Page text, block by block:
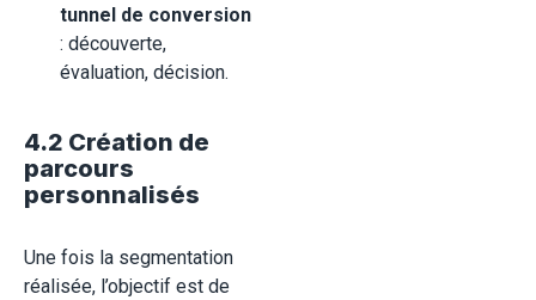
tunnel de conversion
: découverte,
évaluation, décision.
4.2 Création de
parcours
personnalisés
Une fois la segmentation
réalisée, l’objectif est de